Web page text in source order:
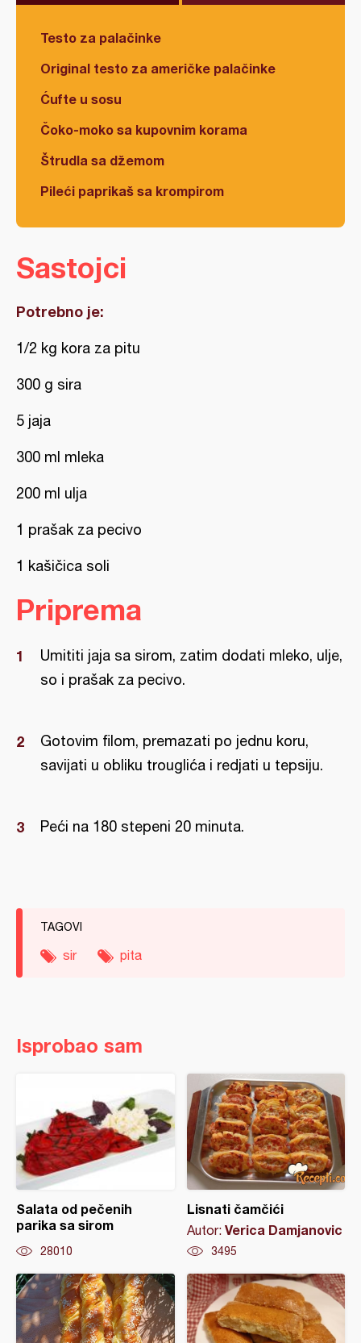
Testo za palačinke
Original testo za američke palačinke
Ćufte u sosu
Čoko-moko sa kupovnim korama
Štrudla sa džemom
Pileći paprikaš sa krompirom
Sastojci
Potrebno je:
1/2 kg kora za pitu
300 g sira
5 jaja
300 ml mleka
200 ml ulja
1 prašak za pecivo
1 kašičica soli
Priprema
Umititi jaja sa sirom, zatim dodati mleko, ulje,
so i prašak za pecivo.
Gotovim filom, premazati po jednu koru,
savijati u obliku trouglića i redjati u tepsiju.
Peći na 180 stepeni 20 minuta.
TAGOVI
sir pita
Isprobao sam
Salata od pečenih
parika sa sirom
28010
Lisnati čamčići
Autor: Verica Damjanovic
3495